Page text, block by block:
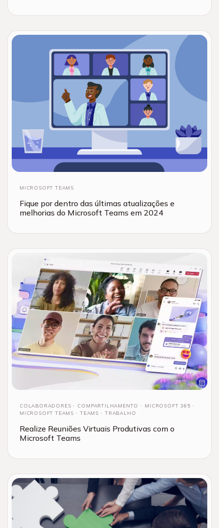
MICROSOFT TEAMS
Fique por dentro das últimas atualizações e
melhorias do Microsoft Teams em 2024
COLABORADORES COMPARTILHAMENTO
MICROSOFT 365
MICROSOFT TEAMS
TEAMS TRABALHO
Realize Reuniões Virtuais Produtivas com o
Microsoft Teams